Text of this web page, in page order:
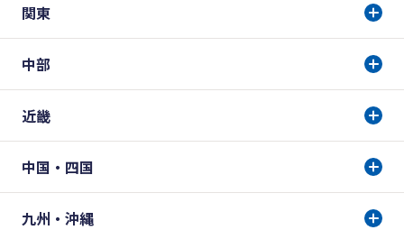
関東
中部
近畿
中国・四国
九州・沖縄